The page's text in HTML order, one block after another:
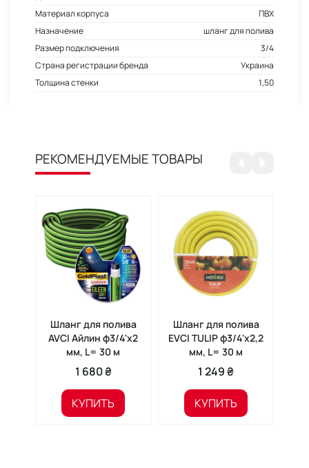
Материал корпуса
ПВХ
Назначение
шланг для полива
Размер подключения
3/4
Страна регистрации бренда
Украина
Толщина стенки
1,50
РЕКОМЕНДУЕМЫЕ ТОВАРЫ
Шланг для полива
AVCI Айлин ф3/4'x2
мм, L= 30 м
1 680 ₴
КУПИТЬ
Шланг для полива
EVCI TULIP ф3/4'x2,2
мм, L= 30 м
1 249 ₴
КУПИТЬ